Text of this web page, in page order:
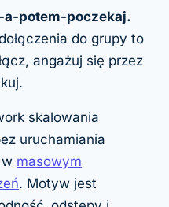
a-potem-poczekaj.
do grupy to
angażuj się przez
skalowania
uruchamiania
masowym
. Motyw jest